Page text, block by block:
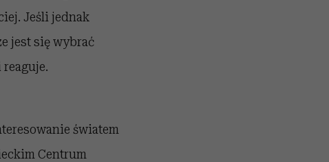
Jeśli jednak
jest się wybrać
światem
Centrum